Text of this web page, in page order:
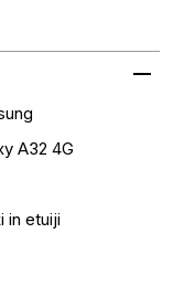
A32 4G
in etuiji